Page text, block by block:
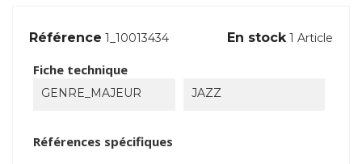
Référence 1_10013434 En stock 1 Article
Fiche technique
GENRE_MAJEUR JAZZ
Références spécifiques